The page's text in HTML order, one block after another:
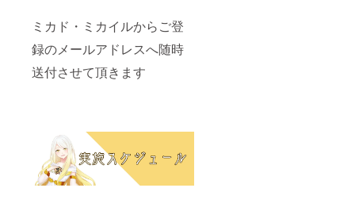
ミカド・ミカイルからご登
録のメールアドレスへ随時
送付させて頂きます